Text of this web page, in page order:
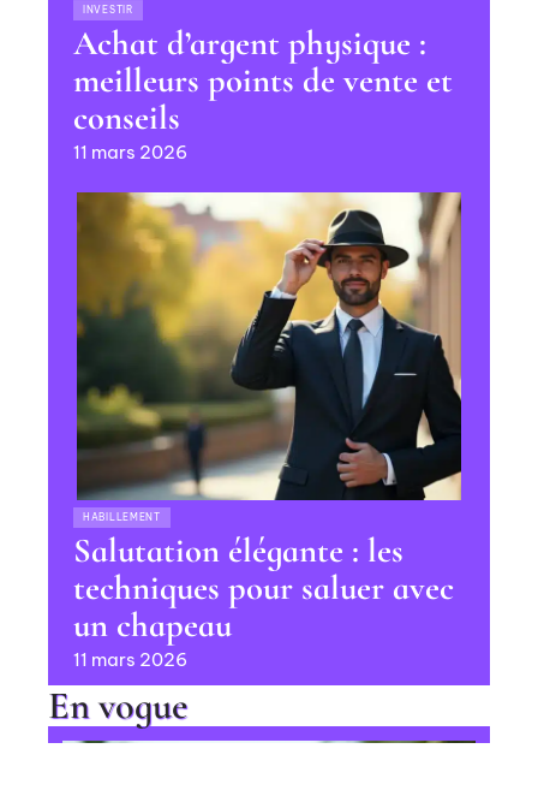
INVESTIR
Achat d’argent physique :
meilleurs points de vente et
conseils
11 mars 2026
HABILLEMENT
Salutation élégante : les
techniques pour saluer avec
un chapeau
11 mars 2026
En vogue